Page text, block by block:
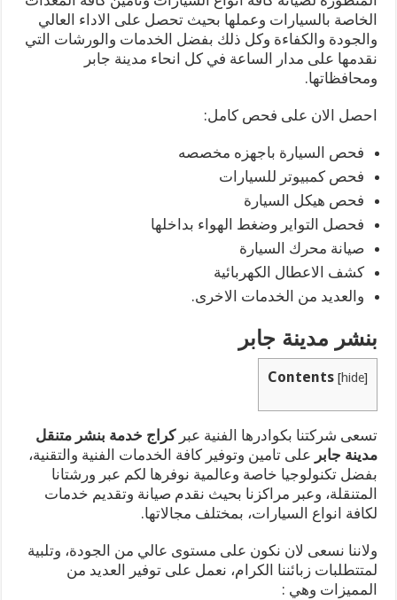
الخاصة بالسيارات وعملها بحيث تحصل على الاداء العالي
والجودة والكفاءة وكل ذلك بفضل الخدمات والورشات التي
نقدمها على مدار الساعة في كل انحاء مدينة جابر
ومحافظاتها.
احصل الان على فحص كامل:
فحص السيارة باجهزه مخصصه
فحص كمبيوتر للسيارات
فحص هيكل السيارة
فحصل التواير وضغط الهواء بداخلها
صيانة محرك السيارة
كشف الاعطال الكهربائية
والعديد من الخدمات الاخرى.
بنشر مدينة جابر
Contents [hide]
تسعى شركتنا بكوادرها الفنية عبركراج خدمة بنشر متنقل
مدينة جابر على تامين وتوفير كافة الخدمات الفنية والتقنية،
بفضل تكنولوجيا خاصة وعالمية نوفرها لكم عبر ورشتانا
المتنقلة، وعبر مراكزنا بحيث نقدم صيانة وتقديم خدمات
لكافة انواع السيارات، بمختلف مجالاتها.
ولاننا نسعى لان نكون على مستوى عالي من الجودة، وتلبية
لمتتطلبات زبائننا الكرام، نعمل على توفير العديد من
المميزات وهي :